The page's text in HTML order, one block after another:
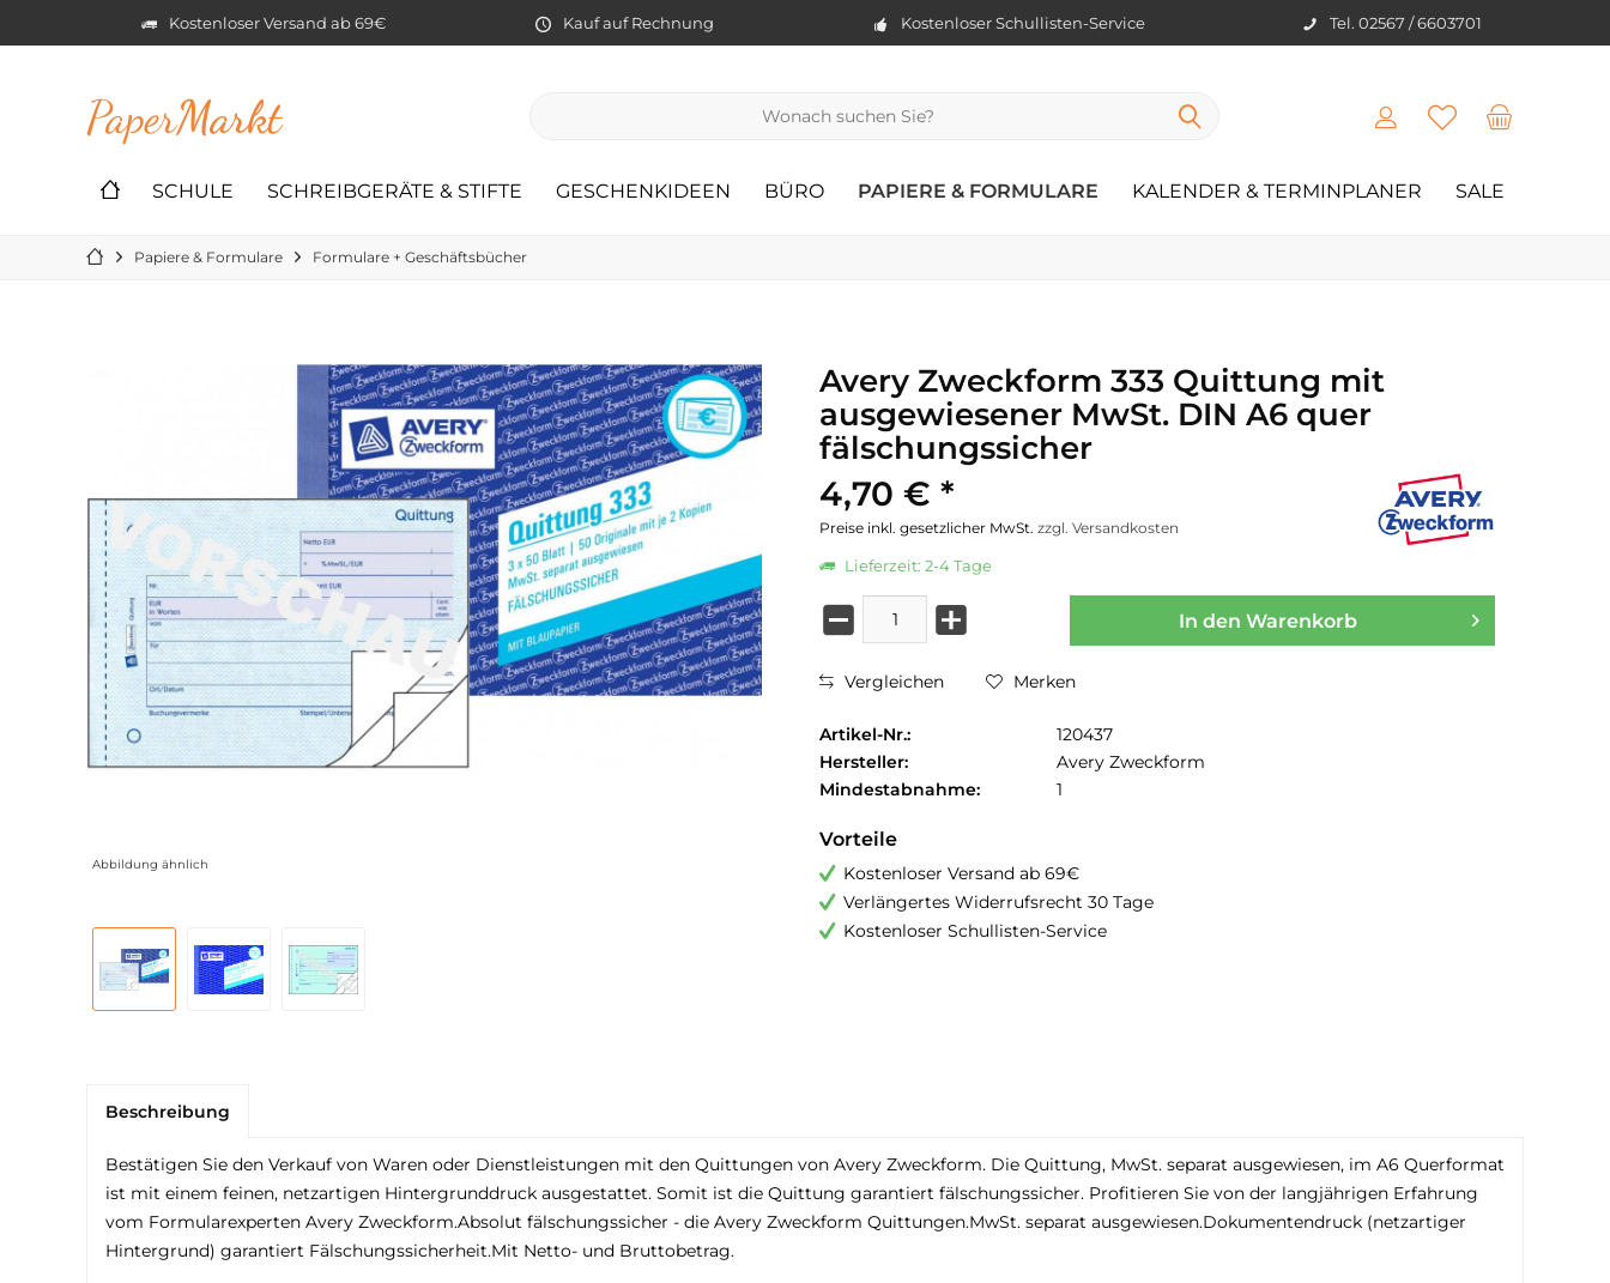
Kostenloser Versand ab 69€ Kauf auf Rechnung Kostenloser Schullisten-Service Tel. 02567 / 6603701
PaperMarkt
SCHULE SCHREIBGERÄTE & STIFTE GESCHENKIDEEN BÜRO PAPIERE & FORMULARE KALENDER & TERMINPLANER SALE
Papiere & Formulare Formulare + Geschäftsbücher
Abbildung ähnlich
Avery Zweckform 333 Quittung mit
ausgewiesener MwSt. DIN A6 quer
fälschungssicher
4,70 € *
Preise inkl. gesetzlicher MwSt. zzgl. Versandkosten
Lieferzeit: 2-4 Tage
In den Warenkorb
Vergleichen Merken
Artikel-Nr.:
120437
Hersteller:
Avery Zweckform
Mindestabnahme:
1
Vorteile
Kostenloser Versand ab 69€
Verlängertes Widerrufsrecht 30 Tage
Kostenloser Schullisten-Service
Beschreibung
Bestätigen Sie den Verkauf von Waren oder Dienstleistungen mit den Quittungen von Avery Zweckform. Die Quittung, MwSt. separat ausgewiesen, im A6 Querformat
ist mit einem feinen, netzartigen Hintergrunddruck ausgestattet. Somit ist die Quittung garantiert fälschungssicher. Profitieren Sie von der langjährigen Erfahrung
vom Formularexperten Avery Zweckform.Absolut fälschungssicher - die Avery Zweckform Quittungen.MwSt. separat ausgewiesen.Dokumentendruck (netzartiger
Hintergrund) garantiert Fälschungssicherheit.Mit Netto- und Bruttobetrag.